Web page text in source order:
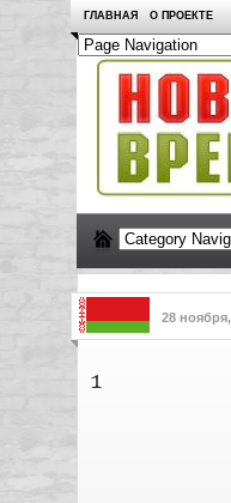
ГЛАВНАЯ О ПРОЕКТЕ
28
1